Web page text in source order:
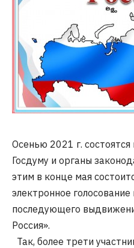
Осенью 2021 г.
Госдуму и органы
этим в конце мая
электронное
последующего
Россия».
Так, более трети